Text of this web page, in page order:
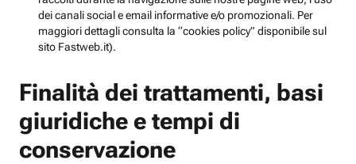
dei canali social e email informative e/o promozionali. Per
maggiori dettagli consulta la “cookies policy” disponibile sul
sito Fastweb.it).
Finalità dei trattamenti, basi
giuridiche e tempi di
conservazione